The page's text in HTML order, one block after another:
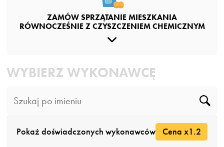
ZAMÓW SPRZĄTANIE MIESZKANIA
RÓWNOCZEŚNIE Z CZYSZCZENIEM CHEMICZNYM
WYBIERZ WYKONAWCĘ
Pokaż doświadczonych wykonawców Cena x1.2